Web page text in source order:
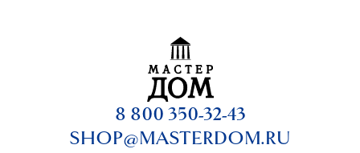
8 800 350-32-43
SHOP@MASTERDOM.RU